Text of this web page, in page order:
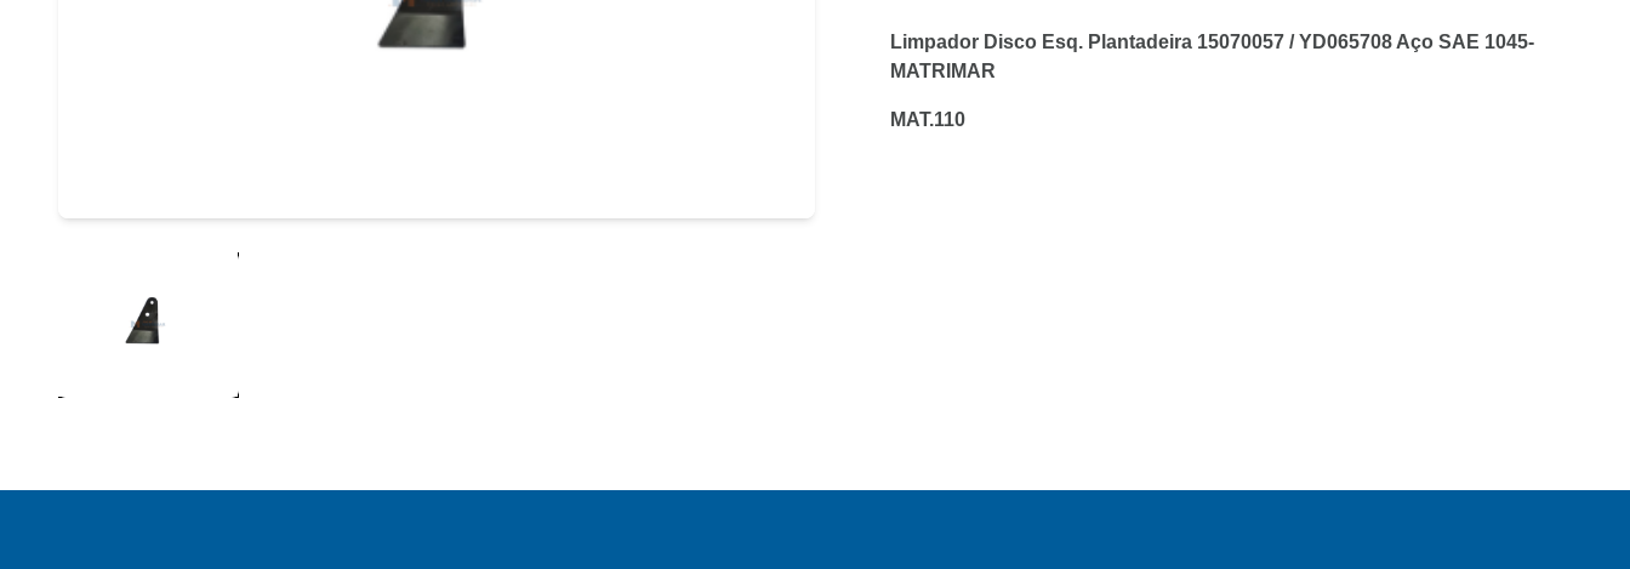
Limpador Disco Esq. Plantadeira 15070057 / YD065708 Aço SAE 1045-
MATRIMAR
MAT.110